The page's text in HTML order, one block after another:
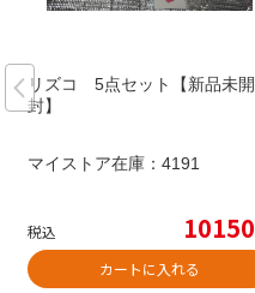
リズコ 5点セット【新品未開
封】
マイストア在庫： 4191
税込 10150
カートに入れる